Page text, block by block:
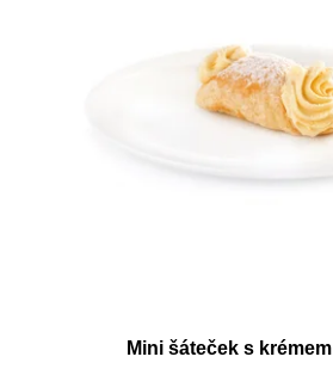
Mini šáteček s krémem